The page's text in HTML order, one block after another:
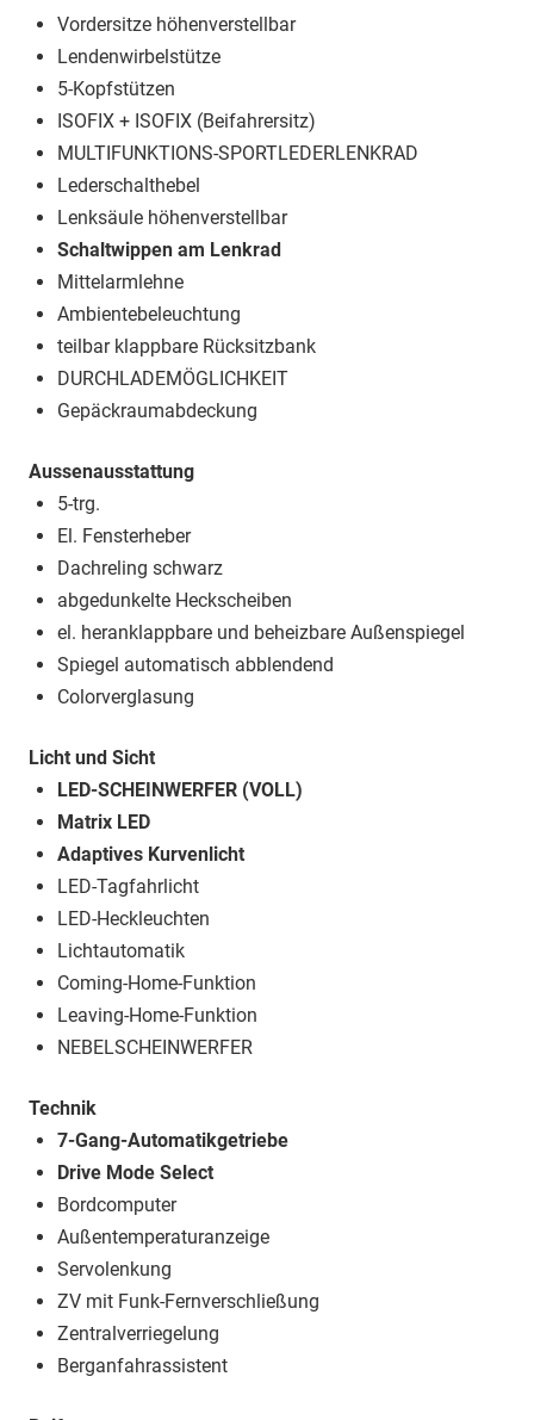
Vordersitze höhenverstellbar
Lendenwirbelstütze
5-Kopfstützen
ISOFIX + ISOFIX (Beifahrersitz)
MULTIFUNKTIONS-SPORTLEDERLENKRAD
Lederschalthebel
Lenksäule höhenverstellbar
Schaltwippen am Lenkrad
Mittelarmlehne
Ambientebeleuchtung
teilbar klappbare Rücksitzbank
DURCHLADEMÖGLICHKEIT
Gepäckraumabdeckung
Aussenausstattung
5-trg.
El. Fensterheber
Dachreling schwarz
abgedunkelte Heckscheiben
el. heranklappbare und beheizbare Außenspiegel
Spiegel automatisch abblendend
Colorverglasung
Licht und Sicht
LED-SCHEINWERFER (VOLL)
Matrix LED
Adaptives Kurvenlicht
LED-Tagfahrlicht
LED-Heckleuchten
Lichtautomatik
Coming-Home-Funktion
Leaving-Home-Funktion
NEBELSCHEINWERFER
Technik
7-Gang-Automatikgetriebe
Drive Mode Select
Bordcomputer
Außentemperaturanzeige
Servolenkung
ZV mit Funk-Fernverschließung
Zentralverriegelung
Berganfahrassistent